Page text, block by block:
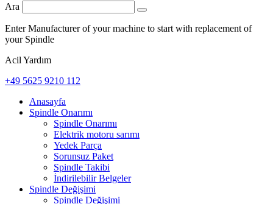
Ara
Enter Manufacturer of your machine to start with replacement of
your Spindle
Acil Yardım
+49 5625 9210 112
Anasayfa
Spindle Onarımı
Spindle Onarımı
Elektrik motoru sarımı
Yedek Parça
Sorunsuz Paket
Spindle Takibi
İndirilebilir Belgeler
Spindle Değişimi
Spindle Değişimi